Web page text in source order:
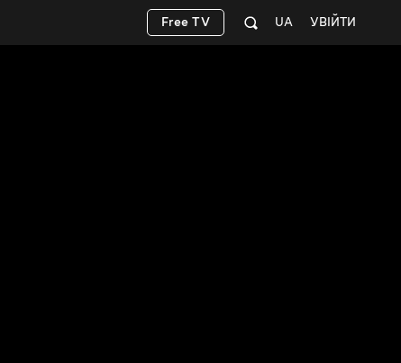
УВІЙТИ
UA
Free TV